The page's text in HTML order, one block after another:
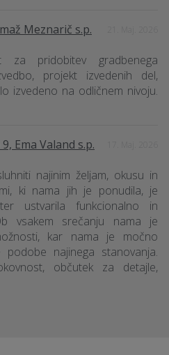
Meznarič s.p.
za pridobitev gradbenega
projekt izvedenih del,
izvedeno na odličnem nivoju.
Ema Valand s.p.
najinim željam, okusu in
ki nama jih je ponudila, je
ustvarila funkcionalno in
vsakem srečanju nama je
kar nama je močno
najinega stanovanja.
občutek za detajle,